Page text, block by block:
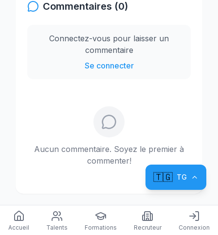
Commentaires (0)
Connectez-vous pour laisser un
commentaire
Se connecter
Aucun commentaire. Soyez le premier à
commenter!
Accueil Talents Formations Recruteur Connexion
🇹🇬 TG